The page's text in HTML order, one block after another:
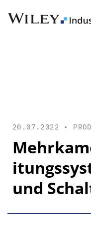
20.07.2022 •
und